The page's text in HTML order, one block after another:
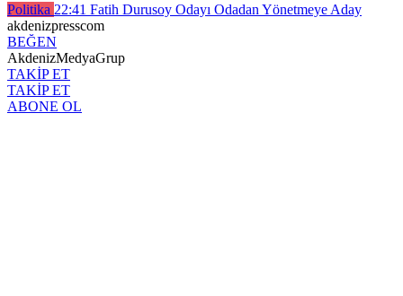
Politika 22:41 Fatih Durusoy Odayı Odadan Yönetmeye Aday
akdenizpresscom
BEĞEN
AkdenizMedyaGrup
TAKİP ET
TAKİP ET
ABONE OL